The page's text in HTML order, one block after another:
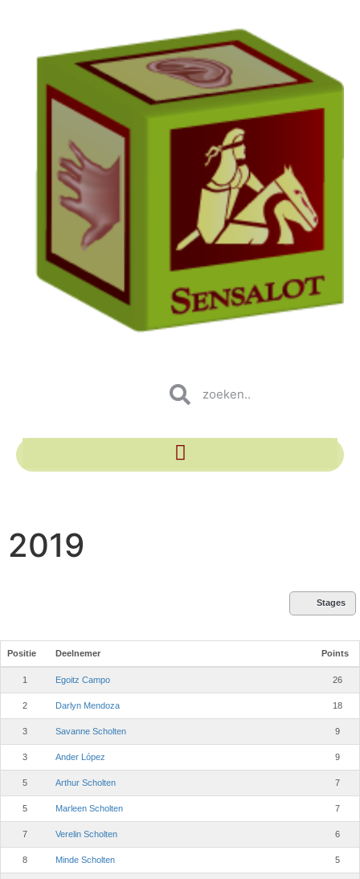
2019
Stages
Positie Deelnemer Points
1 Egoitz Campo 26
2 Darlyn Mendoza 18
3 Savanne Scholten 9
3 Ander López 9
5 Arthur Scholten 7
5 Marleen Scholten 7
7 Verelin Scholten 6
8 Minde Scholten 5